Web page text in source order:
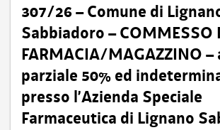
307/26 – Comune di
Sabbiadoro – COMMESSO
FARMACIA/MAGAZZINO –
parziale 50% ed
presso l’Azienda Speciale
Farmaceutica di Lignano